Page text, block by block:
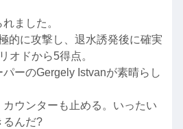
ました。
的に攻撃し、退水誘発後に確実
オドから5得点。
ーのGergely Istvanが素晴らし
カウンターも止める。いったい
るんだ?